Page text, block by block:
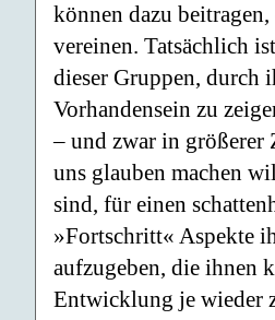
können dazu
vereinen. Tatsächlich
dieser Gruppen, durch
Vorhandensein zu
– und zwar in größerer
uns glauben machen
sind, für einen
»Fortschritt« Aspekte
aufzugeben, die ihnen
Entwicklung je wieder